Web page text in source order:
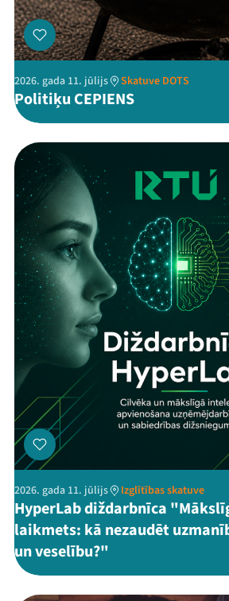
Viņi bija LAMPĀ
Jaunumi
Ziedo
Veikals
ThreadsFacebookYoutube
X
2026. gada 11. jūlijs Skatuve DOTS
Politiķu CEPIENS
2026. gada 11. jūlijs Izglītības skatuve
HyperLab diždarbnīca
laikmets: kā nezaudēt
un veselību?"